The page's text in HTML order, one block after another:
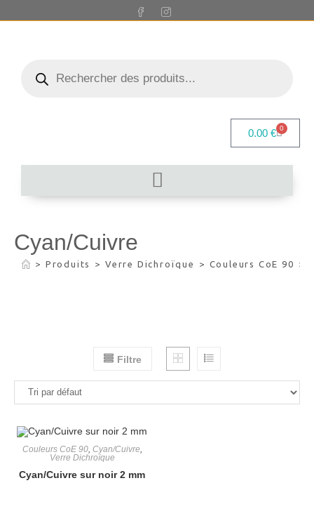
0.00 € 0
Cyan/Cuivre
> Produits > Verre Dichroïque > Couleurs CoE 90 >
Filtre
Couleurs CoE 90, Cyan/Cuivre
Verre Dichroïque
Cyan/Cuivre sur noir 2 mm